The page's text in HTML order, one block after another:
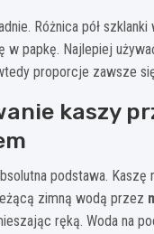
Różnica pół
w papkę. Najlepiej
proporcje zawsze
kaszy
podstawa. Kaszę
zimną wodą przez
ręką. Woda na